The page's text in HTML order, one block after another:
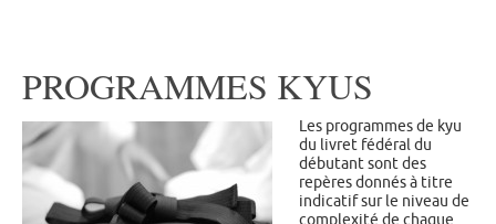
PROGRAMMES KYUS
Les programmes de kyu
du livret fédéral du
débutant sont des
repères donnés à titre
indicatif sur le niveau de
complexité de chaque